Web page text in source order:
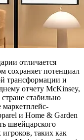
отличается
сохраняет потенциал
трансформации и
отчету McKinsey,
стабильно
и Home & Garden
швейцарского
таких как